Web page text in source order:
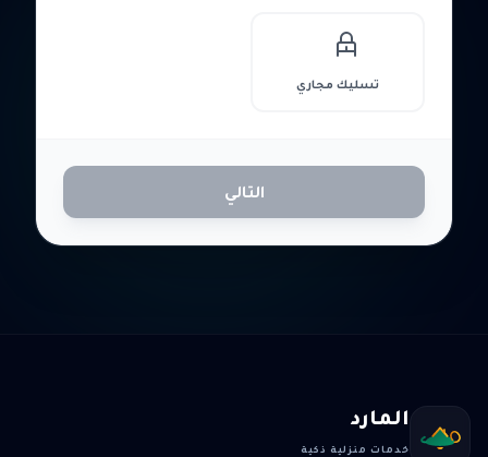
تسليك مجاري
التالي
المارد
خدمات منزلية ذكية